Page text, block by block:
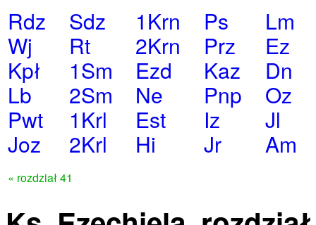
Rdz
Wj
Kpł
Lb
Pwt
Joz
Sdz
Rt
1Sm
2Sm
1Krl
2Krl
1Krn
2Krn
Ezd
Ne
Est
Hi
Ps
Prz
Kaz
Pnp
Iz
Jr
Lm
Ez
Dn
Oz
Jl
Am
« rozdział 41